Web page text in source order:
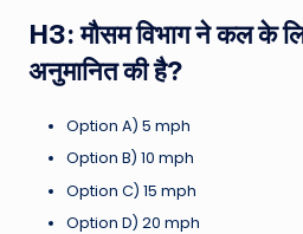
H3: मौसम विभाग ने कल के
अनुमानित की है?
Option A) 5 mph
Option B) 10 mph
Option C) 15 mph
Option D) 20 mph